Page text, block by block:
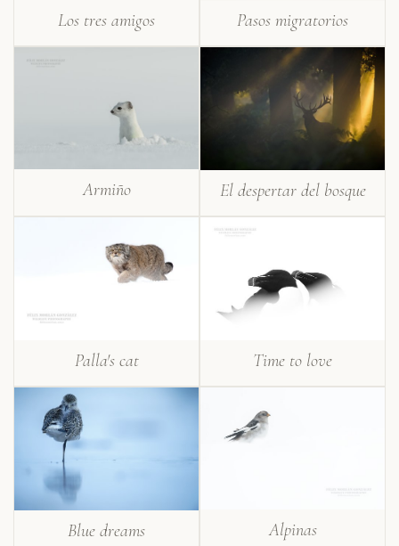
Los tres amigos Pasos migratorios
Armiño El despertar del bosque
Palla's cat Time to love
Blue dreams Alpinas